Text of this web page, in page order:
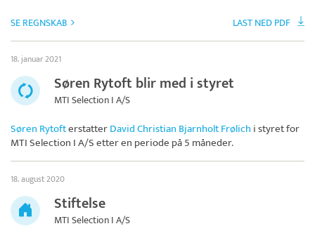
SE REGNSKAB LAST NED PDF
18. januar 2021
Søren Rytoft blir med i styret
MTI Selection I A/S
Søren RytofterstatterDavid Christian Bjarnholt Frølich i styret for
MTI Selection I A/Setter en periode på 5 måneder.
18. august 2020
Stiftelse
MTI Selection I A/S